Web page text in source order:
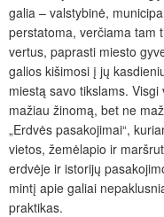
galia – valstybinė,
perstatoma, verčiama tam
vertus, paprasti miesto
galios kišimosi į jų
miestą savo tikslams.
mažiau žinomą, bet ne
„Erdvės pasakojimai“,
vietos, žemėlapio ir
erdvėje ir istorijų
mintį apie galiai
praktikas.